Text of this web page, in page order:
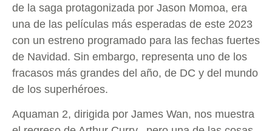
de la saga protagonizada por Jason Momoa, era
una de las películas más esperadas de este 2023
con un estreno programado para las fechas fuertes
de Navidad. Sin embargo, representa uno de los
fracasos más grandes del año, de DC y del mundo
de los superhéroes.
Aquaman 2, dirigida por James Wan, nos muestra